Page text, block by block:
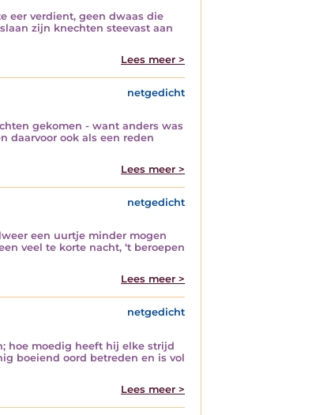
eer verdient, geen dwaas die
zijn knechten steevast aan
Lees meer >
netgedicht
gekomen - want anders was
daarvoor ook als een reden
Lees meer >
netgedicht
een uurtje minder mogen
veel te korte nacht, ‘t beroepen
Lees meer >
netgedicht
hoe moedig heeft hij elke strijd
boeiend oord betreden en is vol
Lees meer >